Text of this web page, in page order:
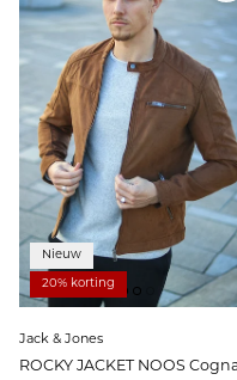
Nieuw
20% korting
Jack & Jones